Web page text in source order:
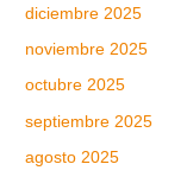
diciembre 2025
noviembre 2025
octubre 2025
septiembre 2025
agosto 2025